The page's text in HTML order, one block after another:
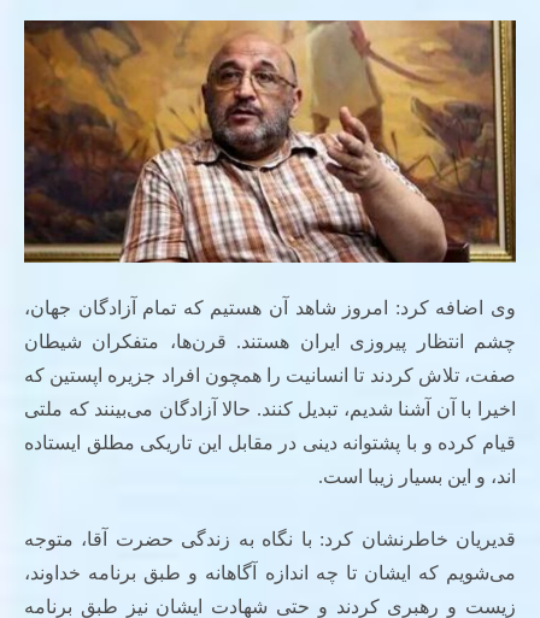
وی اضافه کرد: امروز شاهد آن هستیم که تمام آزادگان جهان،
چشم انتظار پیروزی ایران هستند. قرن‌ها، متفکران شیطان
صفت، تلاش کردند تا انسانیت را همچون افراد جزیره اپستین که
اخیرا با آن آشنا شدیم، تبدیل کنند. حالا آزادگان می‌بینند که ملتی
قیام کرده و با پشتوانه دینی در مقابل این تاریکی مطلق ایستاده
اند، و این بسیار زیبا است.
قدیریان خاطرنشان کرد: با نگاه به زندگی حضرت آقا، متوجه
می‌شویم که ایشان تا چه اندازه آگاهانه و طبق برنامه خداوند،
زیست و رهبری کردند و حتی شهادت ایشان نیز طبق برنامه